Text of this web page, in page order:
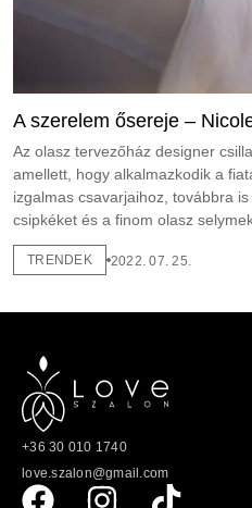
A szerelem ősereje –
Az olasz tervezőház designer
amellett, hogy alkalmazkodik a
izgalmas csavarjaihoz, továbbra
csipkéket és a finom olasz
TRENDEK 2022. 07. 25.
+36 30 010 1740
love.szalon@gmail.com